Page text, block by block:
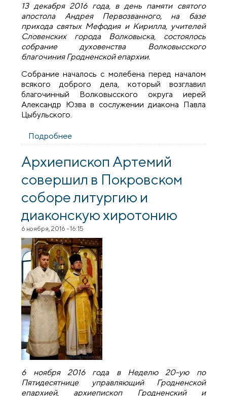
13 декабря 2016 года, в день памяти святого
апостола Андрея Первозванного, на базе
прихода святых Мефодия и Кирилла, учителей
Словенских города Волковыска, состоялось
собрание духовенства Волковысского
благочиния Гродненской епархии.
Собрание началось с молебена перед началом
всякого доброго дела, который возглавил
благочинный Волковысского округа иерей
Александр Юзва в сослужении диакона Павла
Цыбульского.
Подробнее
благочиния
Архиепископ Артемий
совершил в Покровском
соборе литургию и
диаконскую хиротонию
6 ноября, 2016 - 16:15
6 ноября 2016 года в Неделю 20-ую по
Пятидесятнице управляющий Гродненской
епархией, архиепископ Гродненский и